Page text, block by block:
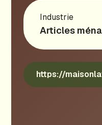
Industrie
Articles
https://